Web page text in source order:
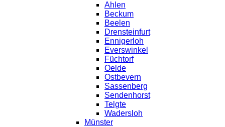
Ahlen
Beckum
Beelen
Drensteinfurt
Ennigerloh
Everswinkel
Füchtorf
Oelde
Ostbevern
Sassenberg
Sendenhorst
Telgte
Wadersloh
Münster